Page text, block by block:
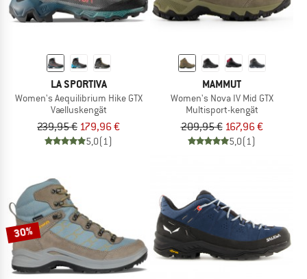
LA SPORTIVA
Women's Aequilibrium Hike GTX
Vaelluskengät
239,95 € 179,96 €
5,0(1)
MAMMUT
Women's Nova IV Mid GTX
Multisport-kengät
209,95 € 167,96 €
5,0(1)
30%